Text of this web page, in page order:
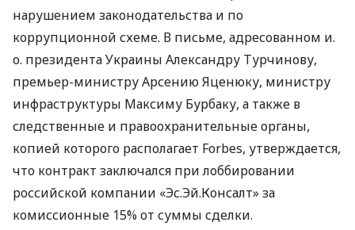
нарушением законодательства и по
коррупционной схеме. В письме, адресованном и.
о. президента Украины Александру Турчинову,
премьер-министру Арсению Яценюку, министру
инфраструктуры Максиму Бурбаку, а также в
следственные и правоохранительные органы,
копией которого располагает Forbes, утверждается,
что контракт заключался при лоббировании
российской компании «Эс.Эй.Консалт» за
комиссионные 15% от суммы сделки.